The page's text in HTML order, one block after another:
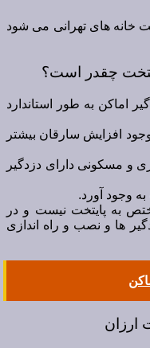
خانه های تهرانی می شود
چقدر است؟
اماکن به طور استاندارد
افزایش سارقان بیشتر
و مسکونی دارای دزدگیر
وجود آورد.
به پایتخت نیست و در
ها و نصب و راه اندازی
ارزان